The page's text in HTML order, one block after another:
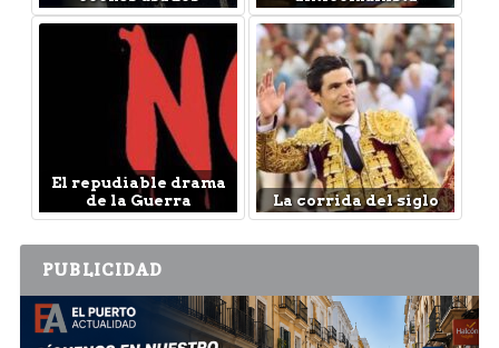
El repudiable drama
de la Guerra
La corrida del siglo
PUBLICIDAD